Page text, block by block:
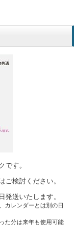
です。
ご検討ください。
発送いたします。
カレンダーとは別の日
た分は来年も使用可能